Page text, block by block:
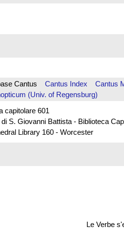
Cantus Cantus Index
Cantus
(Univ. of Regensburg)
capitolare 601
S. Giovanni Battista - Biblioteca
Library 160 - Worcester
Le Verbe